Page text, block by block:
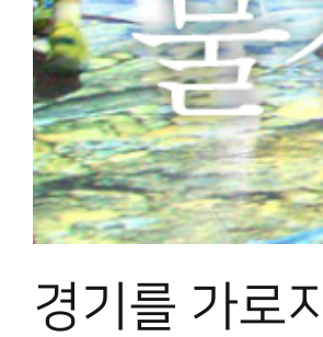
경기를 가로